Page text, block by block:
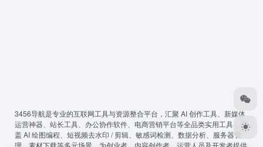
3456导航是专业的互联网工具与资源整合平台，汇聚 AI 创作工具、新媒体
运营神器、站长工具、办公协作软件、电商营销平台等全品类实用工具，覆
盖 AI 绘图编程、短视频去水印 / 剪辑、敏感词检测、数据分析、服务器管
理、素材下载等多元场景，为创业者、内容创作者、运营人员及开发者提供